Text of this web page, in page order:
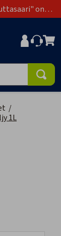
on
/
1L